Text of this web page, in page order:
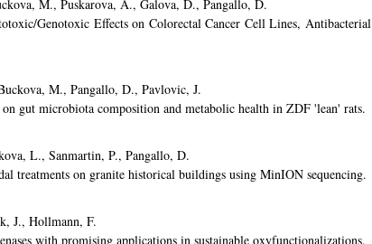
M., Puskarova, A., Galova, D., Pangallo, D.
Genotoxic Effects on Colorectal Cancer Cell Lines, Antibacterial
M., Pangallo, D., Pavlovic, J.
gut microbiota composition and metabolic health in ZDF 'lean' rats.
L., Sanmartin, P., Pangallo, D.
treatments on granite historical buildings using MinION sequencing.
J., Hollmann, F.
with promising applications in sustainable oxyfunctionalizations.